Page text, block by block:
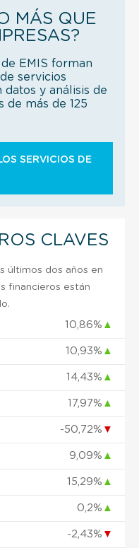
MÁS QUE
EMIS forman
servicios
y análisis de
de más de 125
SERVICIOS DE
CLAVES
últimos dos años en
financieros están
10,86% ▲
10,93% ▲
14,43% ▲
17,97% ▲
-50,72% ▼
9,09% ▲
15,29% ▲
0,2% ▲
-2,43% ▼